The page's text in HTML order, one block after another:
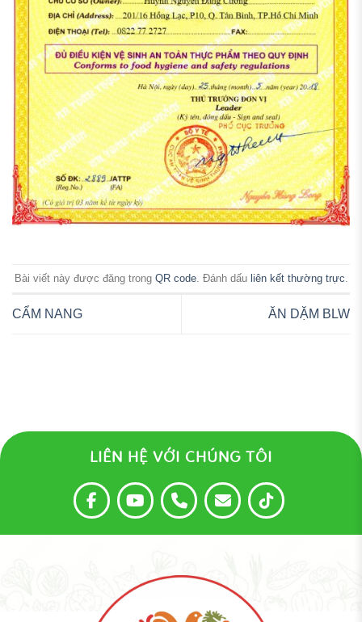
Bài viết này được đăng trong QR code. Đánh dấu liên kết thường trực
CẨM NANG ĂN DẶM BLW
LIÊN HỆ VỚI CHÚNG TÔI